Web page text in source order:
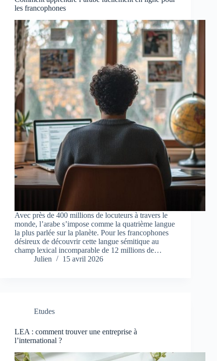
les francophones
Avec près de 400 millions de locuteurs à travers le
monde, l’arabe s’impose comme la quatrième langue
la plus parlée sur la planète. Pour les francophones
désireux de découvrir cette langue sémitique au
champ lexical incomparable de 12 millions de…
Julien
15 avril 2026
Etudes
LEA : comment trouver une entreprise à
l’international ?